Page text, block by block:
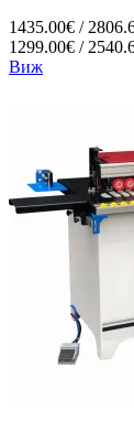
1435.00€ /
1299.00€ /
Виж